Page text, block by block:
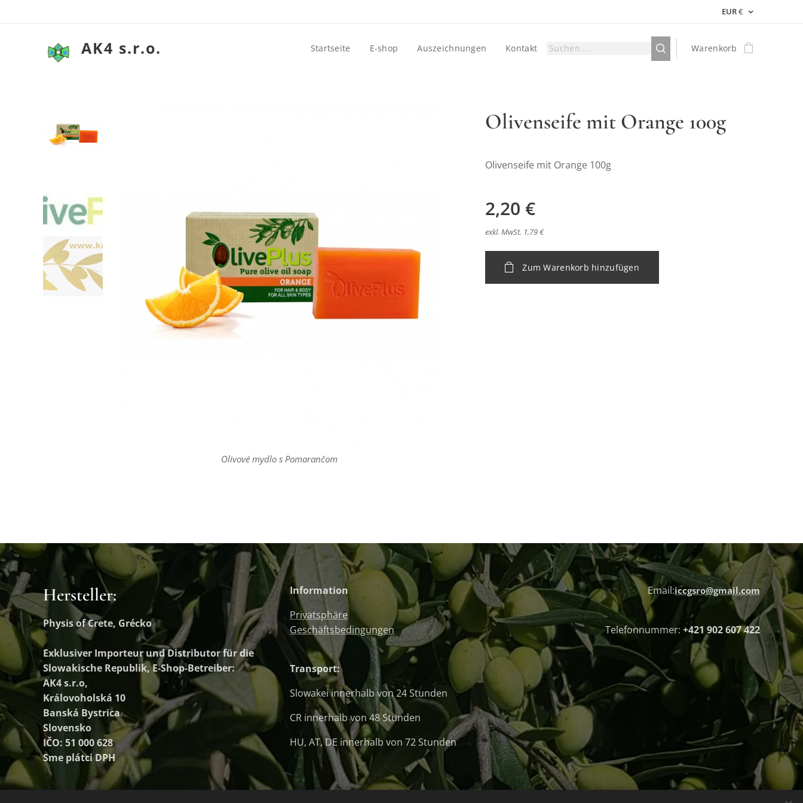
EUR€
AK4 s.r.o. Startseite E-shop Auszeichnungen Kontakt Warenkorb
Olivenseife mit Orange 100g
Olivové mydlo s Pomarančom
Olivové mydlo s Pomarančom
Olivenseife mit Orange 100g
2,20 €
exkl. MwSt. 1,79 €
Zum Warenkorb hinzufügen
Hersteller:
Physis of Crete, Grécko
Exklusiver Importeur und Distributorfür die
Slowakische Republik, E-Shop-Betreiber:
AK4 s.r.o,
Královoholská 10
Banská Bystrica
Slovensko
IČO: 51 000 628
Sme plátci DPH
Information
Privatsphäre
Geschäftsbedingungen
Transport:
Slowakei innerhalb von 24 Stunden
CR innerhalb von 48 Stunden
HU, AT, DE innerhalb von 72 Stunden
Email:iccgsro@gmail.com
Telefonnummer: +421 902 607 422